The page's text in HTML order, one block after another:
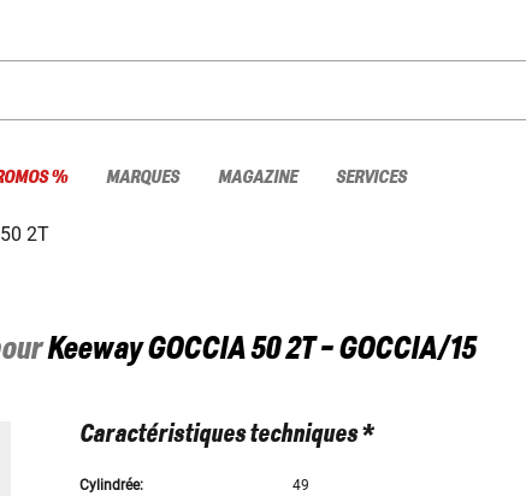
% MARQUES MAGAZINE SERVICES
2T
KeewayGOCCIA 50 2T - GOCCIA/15
Caractéristiques techniques *
Cylindrée: 49